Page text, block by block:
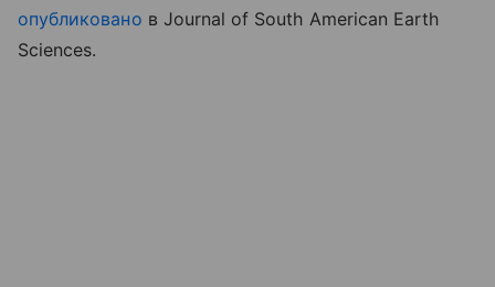
опубликовано в Journal of South American Earth
Sciences.